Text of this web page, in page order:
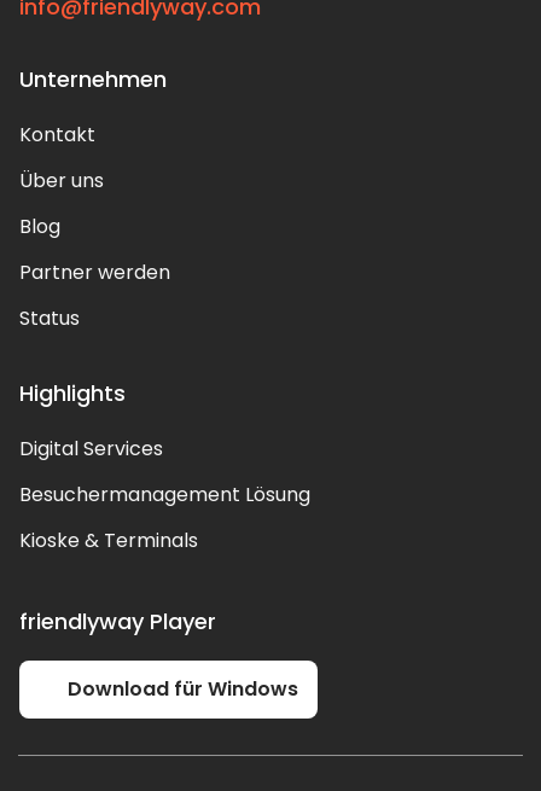
info@friendlyway.com
Unternehmen
Kontakt
Über uns
Blog
Partner werden
Status
Highlights
Digital Services
Besuchermanagement Lösung
Kioske & Terminals
friendlyway Player
Download für Windows